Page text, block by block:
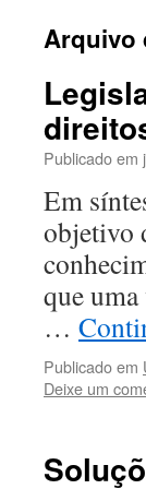
Arquivo
Publicado em
Em
objetivo
que
…
Publicado em
Deixe um